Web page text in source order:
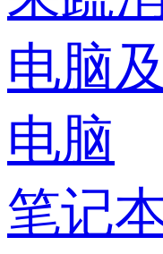
电脑
电脑
笔记